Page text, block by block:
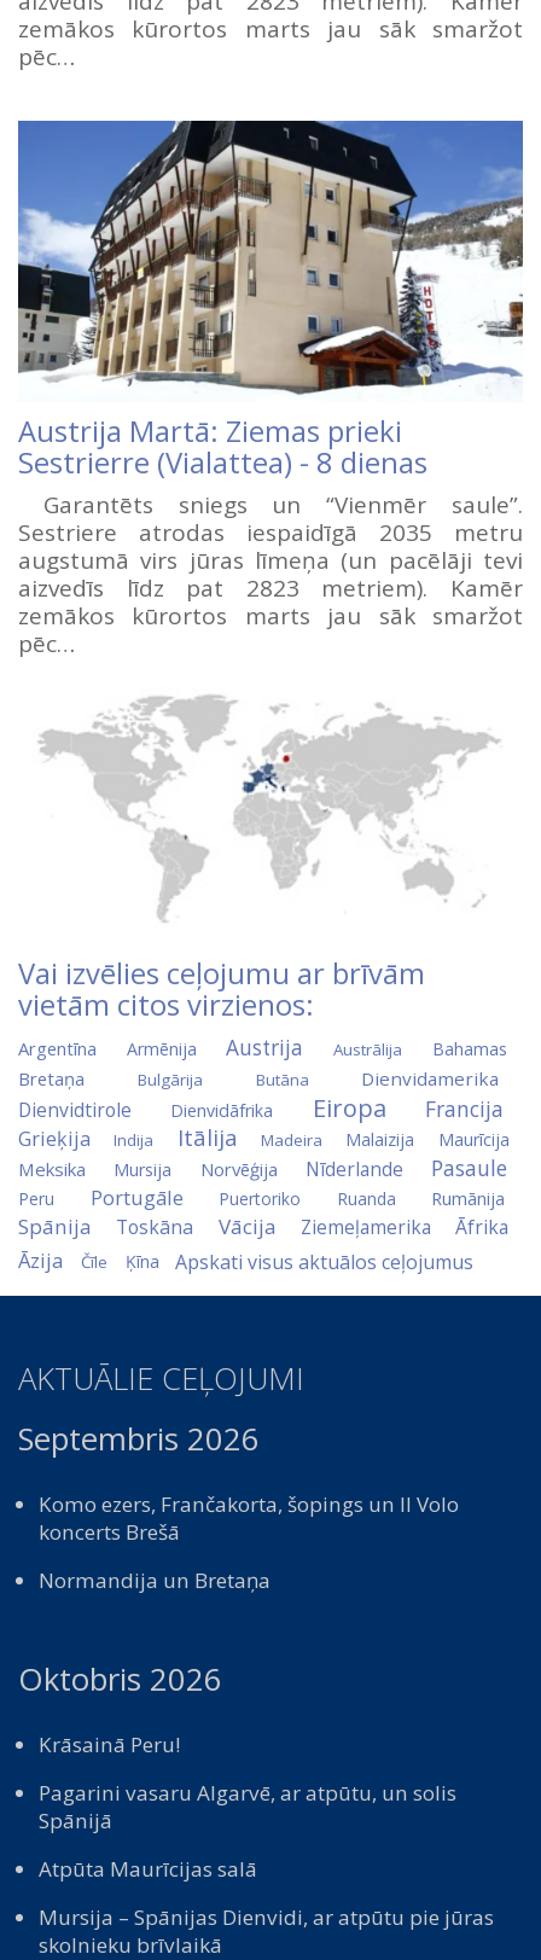
zemākos kūrortos marts jau sāk smaržot
pēc…
Austrija Martā: Ziemas prieki
Sestrierre (Vialattea) - 8 dienas
Garantēts sniegs un “Vienmēr saule”.
Sestriere atrodas iespaidīgā 2035 metru
augstumā virs jūras līmeņa (un pacēlāji tevi
aizvedīs līdz pat 2823 metriem). Kamēr
zemākos kūrortos marts jau sāk smaržot
pēc…
Vai izvēlies ceļojumu ar brīvām
vietām citos virzienos:
Argentīna Armēnija Austrija Austrālija Bahamas
Bretaņa Bulgārija Butāna Dienvidamerika
Dienvidtirole Dienvidāfrika Eiropa Francija
Grieķija Indija Itālija Madeira Malaizija Maurīcija
Meksika Mursija Norvēģija Nīderlande Pasaule
Peru Portugāle Puertoriko Ruanda Rumānija
Spānija Toskāna Vācija Ziemeļamerika Āfrika
Āzija Čīle Ķīna Apskati visus aktuālos ceļojumus
AKTUĀLIE CEĻOJUMI
Septembris 2026
Komo ezers, Frančakorta, šopings un Il Volo
koncerts Brešā
Normandija un Bretaņa
Oktobris 2026
Krāsainā Peru!
Pagarini vasaru Algarvē, ar atpūtu, un solis
Spānijā
Atpūta Maurīcijas salā
Mursija – Spānijas Dienvidi, ar atpūtu pie jūras
skolnieku brīvlaikā